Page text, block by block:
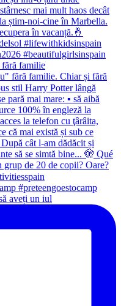
familie
aveți un iul